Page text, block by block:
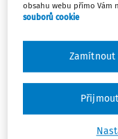
Česká správa
přehledně
nemocenského
Tým Práce a mzda
obsahu webu přímo Vám
souborů cookie
Zamítnout